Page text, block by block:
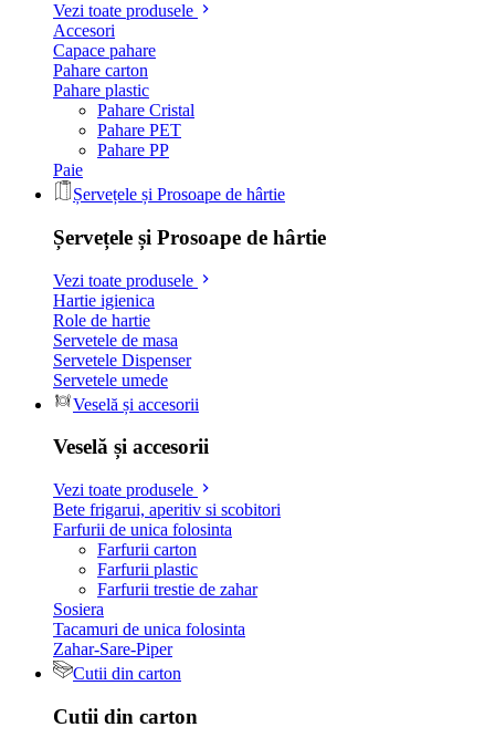
Vezi toate produsele
Accesori
Capace pahare
Pahare carton
Pahare plastic
Pahare Cristal
Pahare PET
Pahare PP
Paie
Șervețele și Prosoape de hârtie
Șervețele și Prosoape de hârtie
Vezi toate produsele
Hartie igienica
Role de hartie
Servetele de masa
Servetele Dispenser
Servetele umede
Veselă și accesorii
Veselă și accesorii
Vezi toate produsele
Bete frigarui, aperitiv si scobitori
Farfurii de unica folosinta
Farfurii carton
Farfurii plastic
Farfurii trestie de zahar
Sosiera
Tacamuri de unica folosinta
Zahar-Sare-Piper
Cutii din carton
Cutii din carton